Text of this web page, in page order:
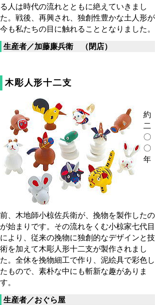
る人は時代の流れとともに絶えていきまし
た。戦後、再興され、独創性豊かな土人形が
今も私たちの目に触れることとなりました。
生産者／加藤廉兵衛 （閉店）
木彫人形十二支
約
二
〇
〇
年
前、木地師小椋佐兵衛が、挽物を製作したの
が始まりです。その流れをくむ小椋家七代目
により、従来の挽物に独創的なデザインと技
術を加えて木彫人形十二支が製作されまし
た。全休を挽物細工で作り、泥絵具で彩色し
たもので、素朴な中にも斬新な趣がありま
す。
生産者／おぐら屋